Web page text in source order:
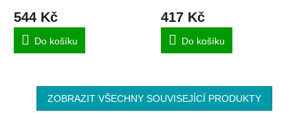
544 Kč
Do košíku
417 Kč
Do košíku
ZOBRAZIT VŠECHNY SOUVISEJÍCÍ PRODUKTY